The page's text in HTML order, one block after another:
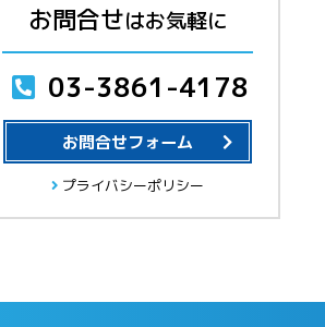
お問合せはお気軽に
03-3861-4178
お問合せフォーム
プライバシーポリシー